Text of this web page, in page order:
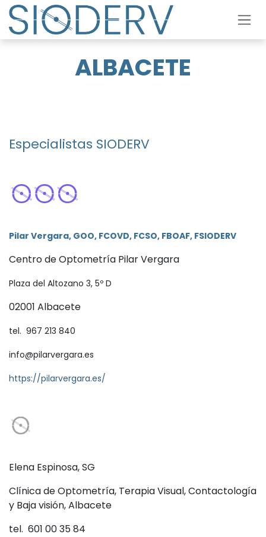
Skip to Content
ALBACETE
Especialistas SIODERV
Pilar Vergara, GOO, FCOVD, FCSO, FBOAF, FSIODERV
Centro de Optometría Pilar Vergara
Plaza del Altozano 3, 5º D
02001 Albacete
tel. 967 213 840
info@pilarvergara.es
https://pilarvergara.es/
Elena Espinosa, SG
Clínica de Optometría, Terapia Visual, Contactología
y Baja visión,Albacete
tel. 601 00 35 84